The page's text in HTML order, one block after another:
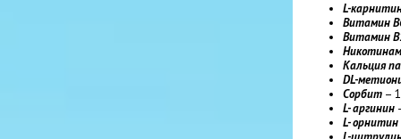
L-
Витамин
Витамин
Кальция
DL-
Сорбит–
L- аргинин
L- орнитин